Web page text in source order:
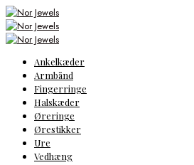
Ankelkæder
Armbånd
Fingerringe
Halskæder
Øreringe
Ørestikker
Ure
Vedhæng